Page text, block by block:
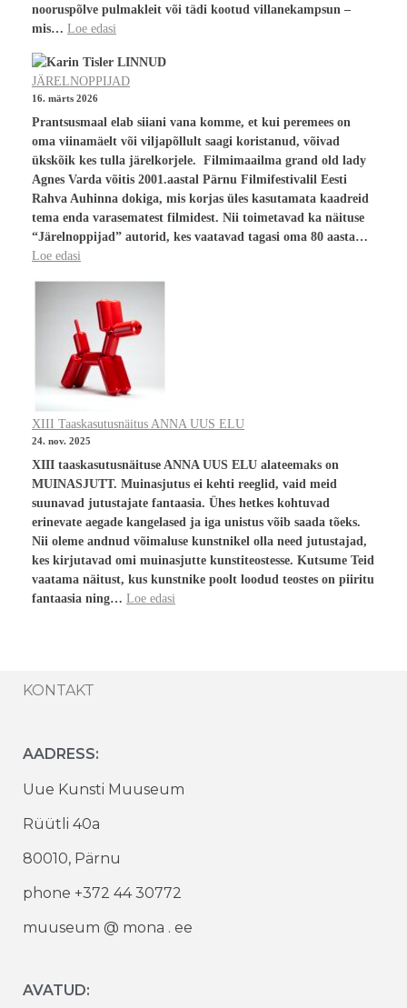
nooruspõlve pulmakleit või tädi kootud villanekampsun –
mis… Loe edasi
JÄRELNOPPIJAD
16. märts 2026
Prantsusmaal elab siiani vana komme, et kui peremees on
oma viinamäelt või viljapõllult saagi koristanud, võivad
ükskõik kes tulla järelkorjele. Filmimaailma grand old lady
Agnes Varda võitis 2001.aastal Pärnu Filmifestivalil Eesti
Rahva Auhinna dokiga, mis korjas üles kasutamata kaadreid
tema enda varasematest filmidest. Nii toimetavad ka näituse
“Järelnoppijad” autorid, kes vaatavad tagasi oma 80 aasta…
Loe edasi
XIII Taaskasutusnäitus ANNA UUS ELU
24. nov. 2025
XIII taaskasutusnäituse ANNA UUS ELU alateemaks on
MUINASJUTT. Muinasjutus ei kehti reeglid, vaid meid
suunavad jutustajate fantaasia. Ühes hetkes kohtuvad
erinevate aegade kangelased ja iga unistus võib saada tõeks.
Nii oleme andnud võimaluse kunstnikel olla need jutustajad,
kes kirjutavad omi muinasjutte kunstiteostesse. Kutsume Teid
vaatama näitust, kus kunstnike poolt loodud teostes on piiritu
fantaasia ning… Loe edasi
KONTAKT
AADRESS:
Uue Kunsti Muuseum
Rüütli 40a
80010, Pärnu
phone +372 44 30772
muuseum @ mona . ee
AVATUD: